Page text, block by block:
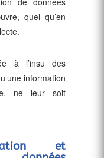
quel qu’en
à l’insu des
information
ne leur soit
et